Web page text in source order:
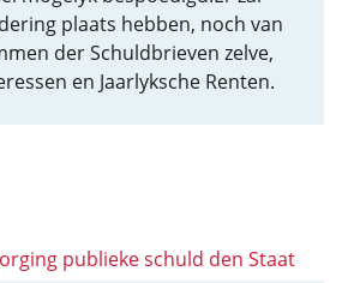
plaats hebben, noch van
der Schuldbrieven zelve,
en Jaarlyksche Renten.
publieke schuld den Staat